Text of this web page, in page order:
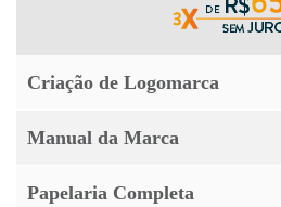
Criação de Logomarca
Manual da Marca
Papelaria Completa